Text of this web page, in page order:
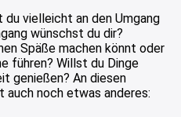
du vielleicht an den Umgang
wünschst du dir?
Späße machen könnt oder
führen? Willst du Dinge
genießen? An diesen
noch etwas anderes: